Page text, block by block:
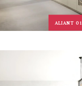
ALIANT 01